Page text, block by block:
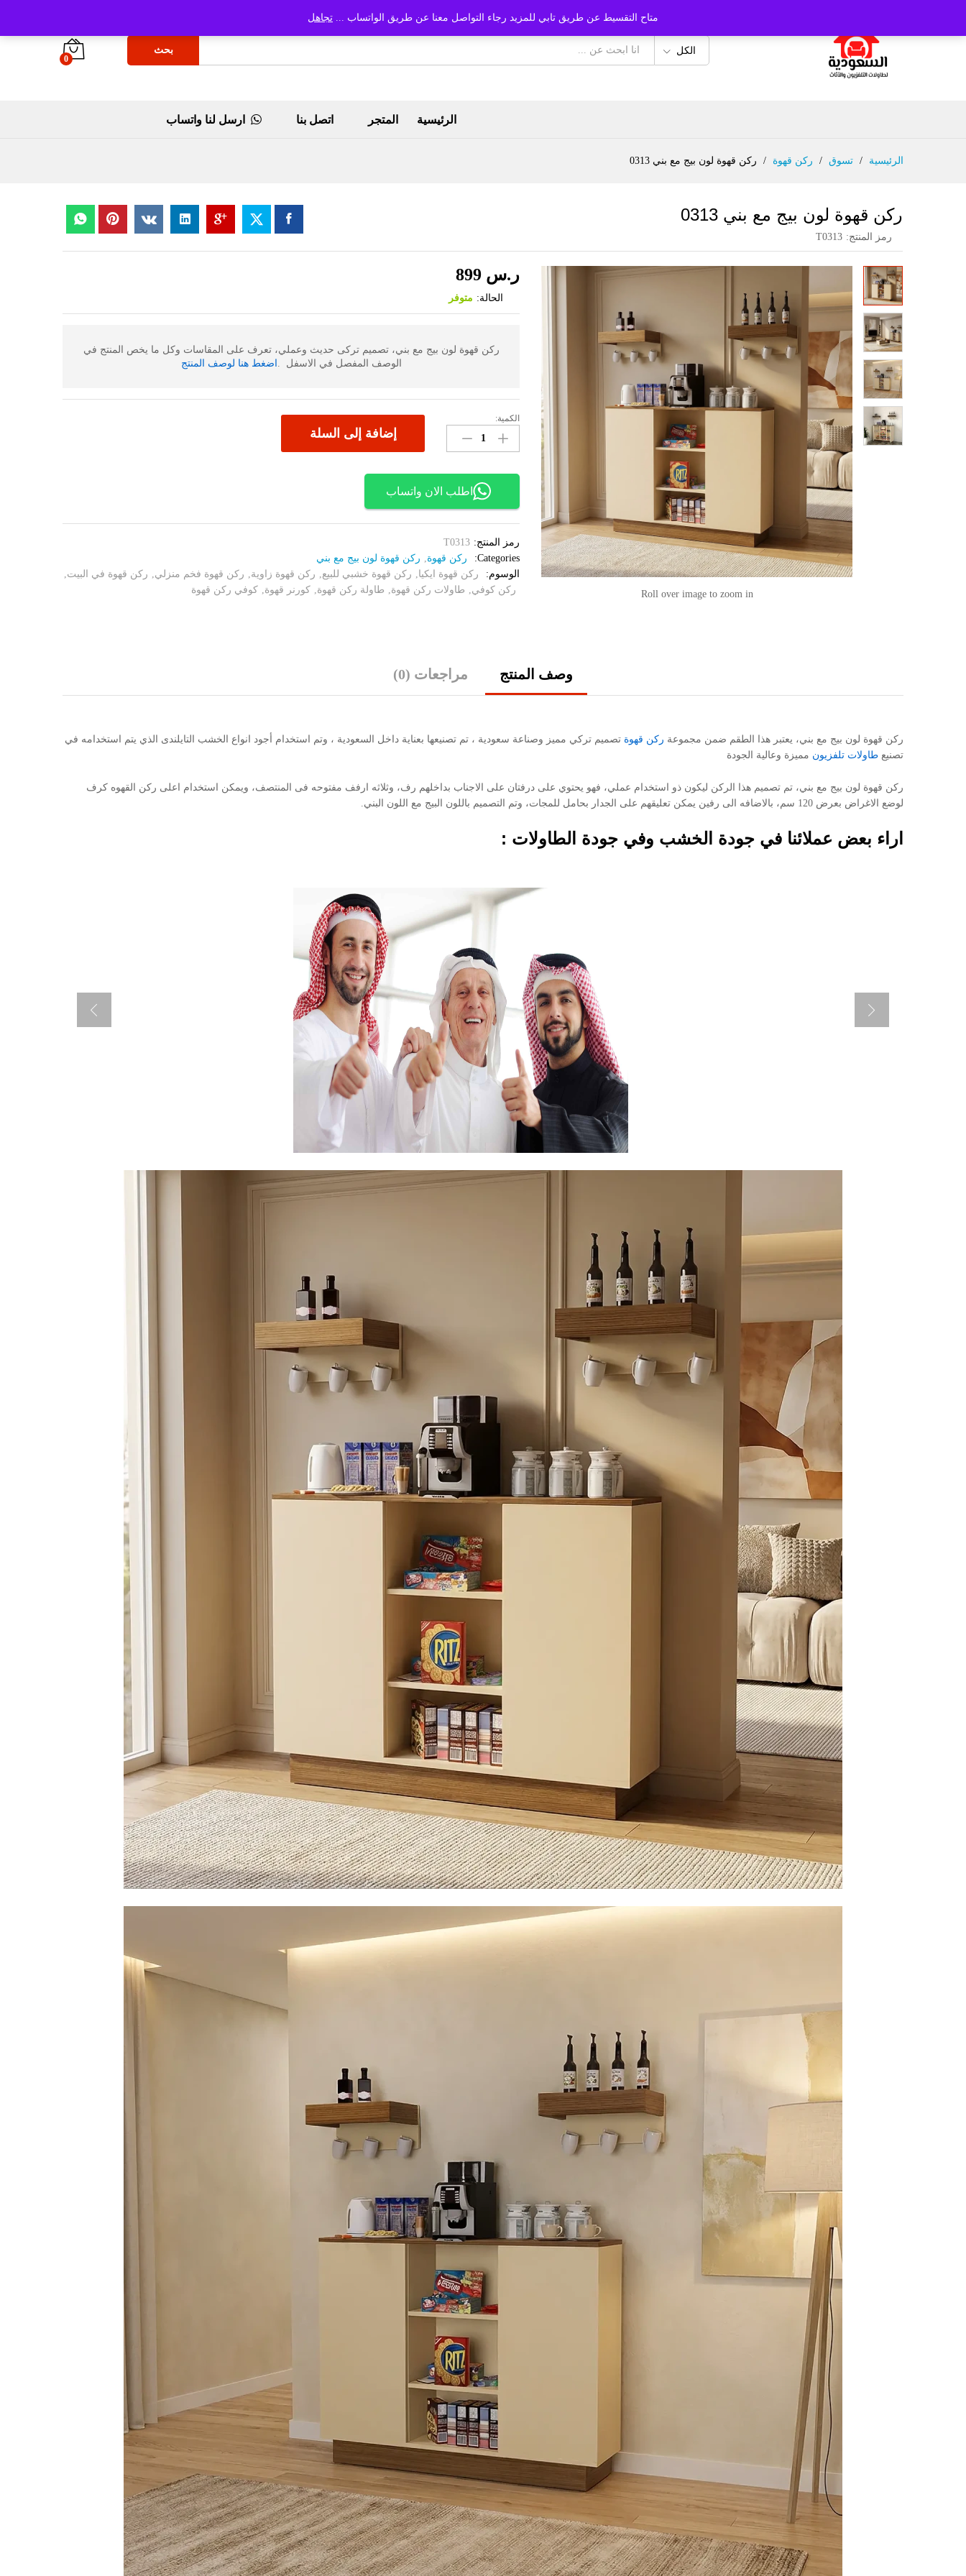
متاح التقسيط عن طريق تابي للمزيد رجاء التواصل معنا عن طريق الواتساب ... تجاهل
الكل بحث
0
الرئيسية المتجر اتصل بنا ارسل لنا واتساب
الرئيسية / تسوق / ركن قهوة / ركن قهوة لون بيج مع بني 0313
ركن قهوة لون بيج مع بني 0313
رمز المنتج: T0313
Roll over image to zoom in
ر.س
الحالة: متوفر
ركن قهوة لون بيج مع بني، تصميم تركى حديث وعملي، تعرف على المقاسات وكل ما يخص المنتج في
الوصف المفصل في الاسفل . اضغط هنا لوصف المنتج
ركن
قهوة
لون
الكمية:
إضافة إلى السلة
اطلب الان واتساب
رمز المنتج: T0313
Categories:
ركن قهوة, ركن قهوة لون بيج مع بني
الوسوم:
ركن قهوة ايكيا, ركن قهوة خشبي للبيع, ركن قهوة زاوية, ركن قهوة فخم منزلي, ركن قهوة في البيت,
ركن كوفي, طاولات ركن قهوة, طاولة ركن قهوة, كورنر قهوة, كوفي ركن قهوة
وصف المنتج مراجعات (0)
ركن قهوة لون بيج مع بني، يعتبر هذا الطقم ضمن مجموعة ركن قهوة تصميم تركي مميز وصناعة سعودية ، تم تصنيعها بعناية داخل السعودية ، وتم استخدام أجود انواع الخشب التايلندى الذي يتم استخدامه في
تصنيع طاولات تلفزيون مميزة وعالية الجودة
ركن قهوة لون بيج مع بني، تم تصميم هذا الركن ليكون ذو استخدام عملي، فهو يحتوي على درفتان على الاجناب بداخلهم رف، وثلاثه ارفف مفتوحه فى المنتصف، ويمكن استخدام اعلى ركن القهوه كرف
لوضع الاغراض بعرض 120 سم، بالاضافه الى رفين يمكن تعليقهم على الجدار بحامل للمجات، وتم التصميم باللون البيج مع اللون البني.
اراء بعض عملائنا في جودة الخشب وفي جودة الطاولات :